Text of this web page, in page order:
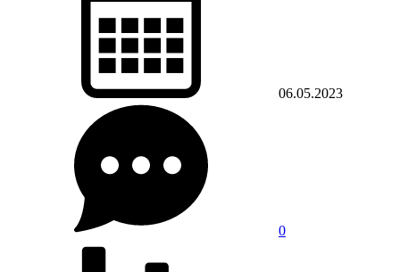
06.05.2023
0